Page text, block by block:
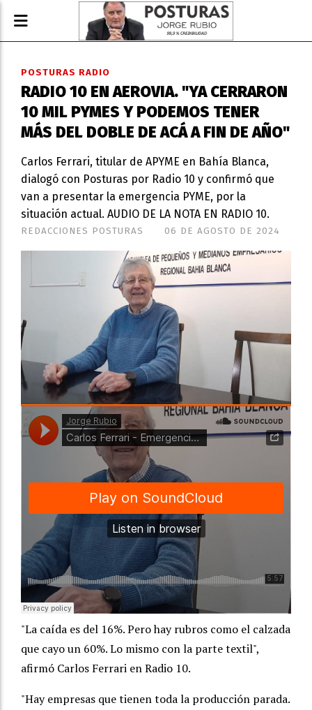
RADIO 10 EN AEROVIA. "YA CERRARON
10 MIL PYMES Y PODEMOS TENER
MÁS DEL DOBLE DE ACÁ A FIN DE AÑO"
Carlos Ferrari, titular de APYME en Bahía Blanca,
dialogó con Posturas por Radio 10 y confirmó que
van a presentar la emergencia PYME, por la
situación actual. AUDIO DE LA NOTA EN RADIO 10.
POSTURAS RADIO
06 DE AGOSTO DE 2024
REDACCIONES POSTURAS
"La caída es del 16%. Pero hay rubros como el calzada
que cayo un 60%. Lo mismo con la parte textil",
afirmó Carlos Ferrari en Radio 10.
"Hay empresas que tienen toda la producción parada.